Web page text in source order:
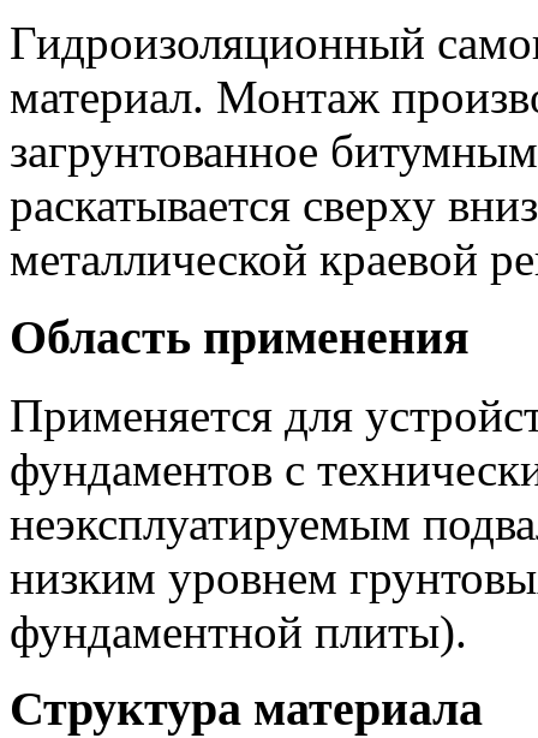
Гидроизоляционный
материал. Монтаж
загрунтованное
раскатывается сверху
металлической краевой
Область применения
Применяется для
фундаментов с
неэксплуатируемым
низким уровнем
фундаментной плиты).
Структура материала